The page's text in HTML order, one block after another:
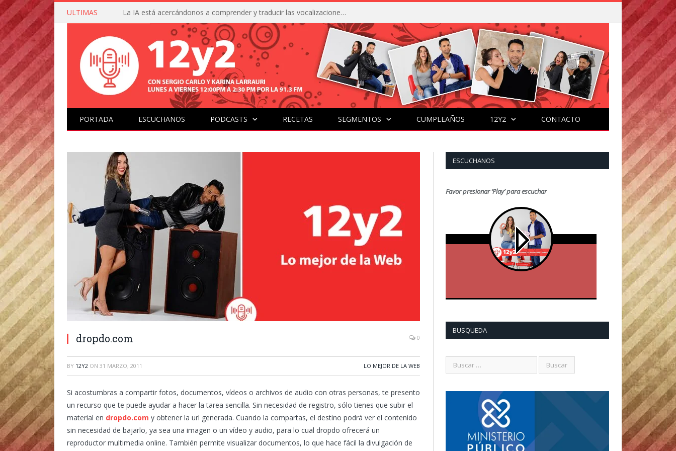
ULTIMAS La IA está acercándonos a comprender y traducir las vocalizaciones y comportamientos de nuestras mascotas
PORTADA ESCUCHANOS PODCASTS RECETAS SEGMENTOS CUMPLEAÑOS 12Y2 CONTACTO
dropdo.com 0
BY 12Y2 ON 31 MARZO, 2011 LO MEJOR DE LA WEB
Si acostumbras a compartir fotos, documentos, vídeos o archivos de audio con otras personas, te presento
un recurso que te puede ayudar a hacer la tarea sencilla. Sin necesidad de registro, sólo tienes que subir el
material en dropdo.com y obtener la url generada. Cuando la compartas, el destino podrá ver el contenido
sin necesidad de bajarlo, ya sea una imagen o un vídeo y audio, para lo cual dropdo ofrecerá un
reproductor multimedia online. También permite visualizar documentos, lo que hace fácil la divulgación de
ESCUCHANOS
Favor presionar ‘Play’ para escuchar
BUSQUEDA